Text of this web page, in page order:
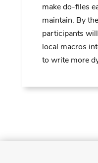
make do-files
maintain. By
participants
local macros
to write more